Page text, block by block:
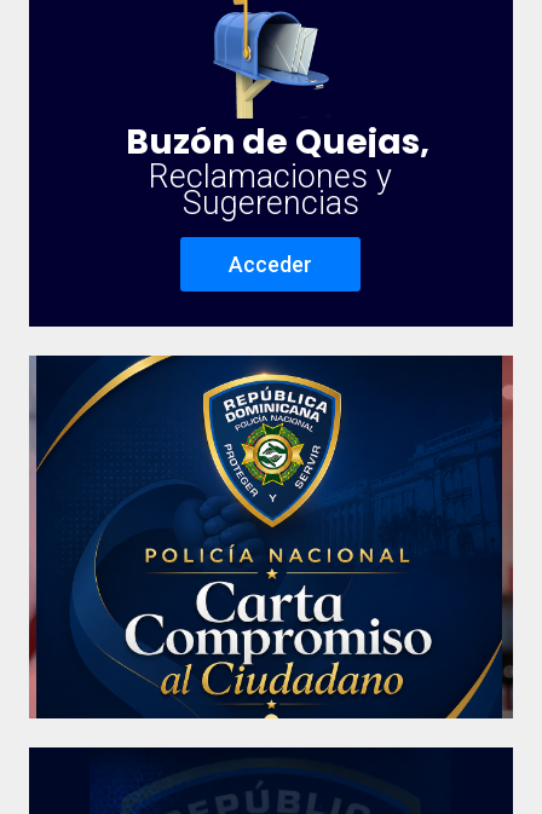
Buzón de Quejas,
Reclamaciones y
Sugerencias
Acceder